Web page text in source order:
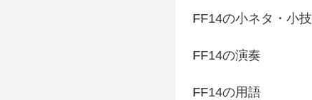
FF14の小ネタ・小技
FF14の演奏
FF14の用語